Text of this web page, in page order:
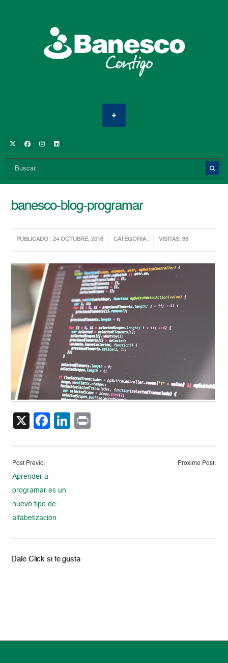
banesco-blog-programar
PUBLICADO : 24 OCTUBRE, 2016 CATEGORIA : VISITAS: 88
X Facebook
LinkedIn
Post Previo:
Aprender a
programar es un
nuevo tipo de
alfabetización
Proximo Post:
Dale Click si te gusta